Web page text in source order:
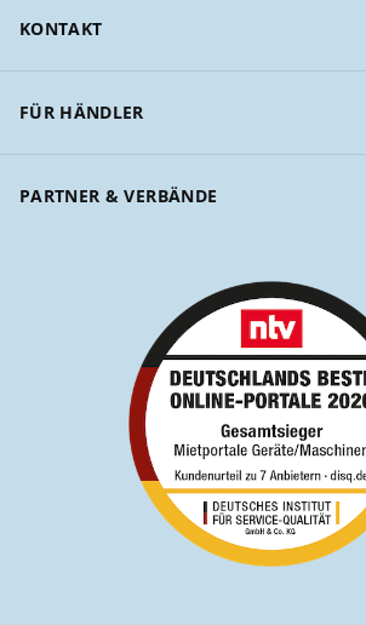
KONTAKT
FÜR HÄNDLER
PARTNER & VERBÄNDE